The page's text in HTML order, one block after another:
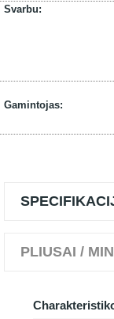
Svarbu:
Gamintojas:
PLIUSAI /